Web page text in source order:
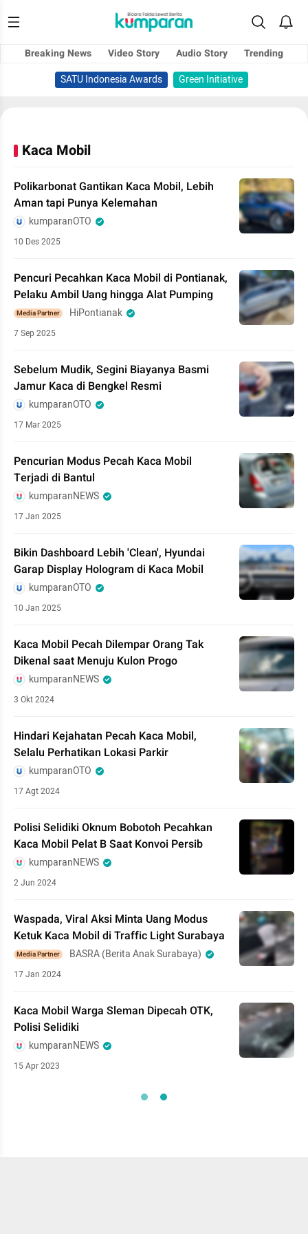
Breaking News Video Story Audio Story
Trending
SATU Indonesia Awards
Green Initiative
Kaca Mobil
Polikarbonat Gantikan Kaca Mobil, Lebih
Aman tapi Punya Kelemahan
kumparanOTO
10 Des 2025
Pencuri Pecahkan Kaca Mobil di Pontianak,
Pelaku Ambil Uang hingga Alat Pumping
Media Partner HiPontianak
7 Sep 2025
Sebelum Mudik, Segini Biayanya Basmi
Jamur Kaca di Bengkel Resmi
kumparanOTO
17 Mar 2025
Pencurian Modus Pecah Kaca Mobil
Terjadi di Bantul
kumparanNEWS
17 Jan 2025
Bikin Dashboard Lebih 'Clean', Hyundai
Garap Display Hologram di Kaca Mobil
kumparanOTO
10 Jan 2025
Kaca Mobil Pecah Dilempar Orang Tak
Dikenal saat Menuju Kulon Progo
kumparanNEWS
3 Okt 2024
Hindari Kejahatan Pecah Kaca Mobil,
Selalu Perhatikan Lokasi Parkir
kumparanOTO
17 Agt 2024
Polisi Selidiki Oknum Bobotoh Pecahkan
Kaca Mobil Pelat B Saat Konvoi Persib
kumparanNEWS
2 Jun 2024
Waspada, Viral Aksi Minta Uang Modus
Ketuk Kaca Mobil di Traffic Light Surabaya
Media Partner BASRA (Berita Anak Surabaya)
17 Jan 2024
Kaca Mobil Warga Sleman Dipecah OTK,
Polisi Selidiki
kumparanNEWS
15 Apr 2023